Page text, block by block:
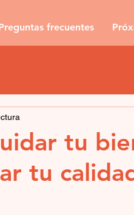
frecuentes
tu
tu